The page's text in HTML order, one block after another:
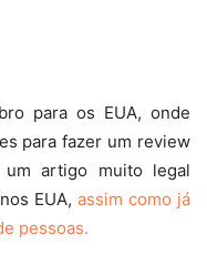
para os EUA, onde
para fazer um review
artigo muito legal
EUA,assim como já
pessoas.